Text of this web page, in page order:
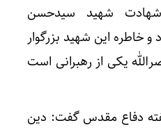
شهادت شهید سیدحسن
خاطره این شهید بزرگوار
یکی از رهبرانی است
دفاع مقدس گفت: دین